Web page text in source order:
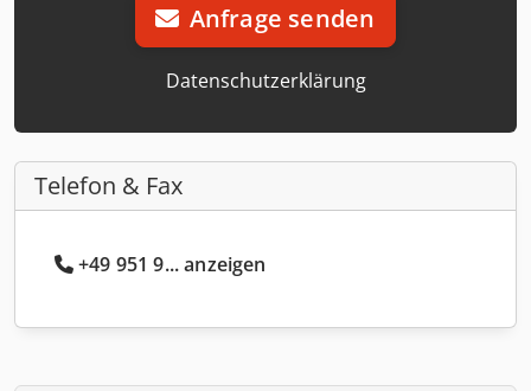
Anfrage senden
Datenschutzerklärung
Telefon & Fax
+49 951 9... anzeigen